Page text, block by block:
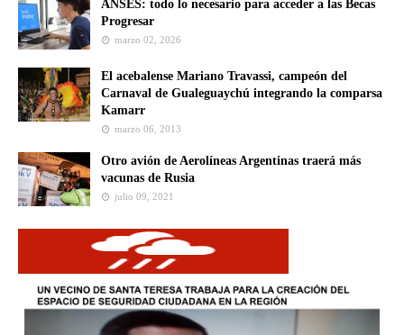
ANSES: todo lo necesario para acceder a las Becas
Progresar
marzo 02, 2026
El acebalense Mariano Travassi, campeón del
Carnaval de Gualeguaychú integrando la comparsa
Kamarr
marzo 06, 2013
Otro avión de Aerolíneas Argentinas traerá más
vacunas de Rusia
julio 09, 2021